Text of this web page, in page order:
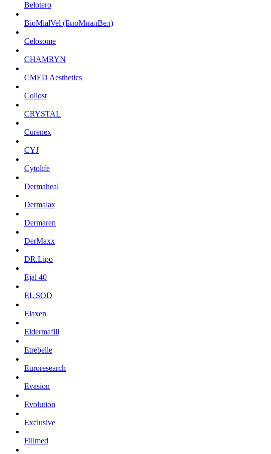
Belotero
BioMialVel (БиоМиалВел)
Celosome
CHAMRYN
CMED Aesthetics
Collost
CRYSTAL
Curenex
CYJ
Cytolife
Dermaheal
Dermalax
Dermaren
DerMaxx
DR.Lipo
Ejal 40
EL SOD
Elaxen
Eldermafill
Etrebelle
Euroresearch
Evasion
Evolution
Exclusive
Fillmed